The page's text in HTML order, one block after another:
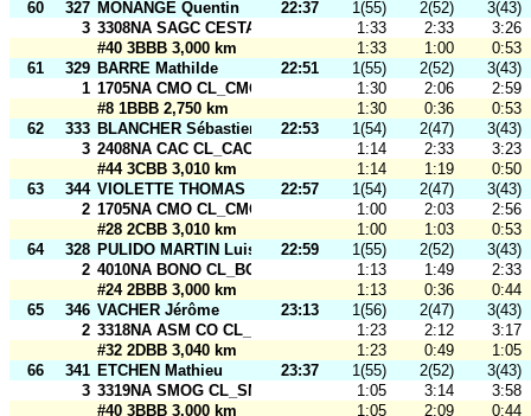
60
327 MONANGE Quentin 22:37 1(55) 2(52)
3(43)
3 3308NA SAGC CESTAS CL_SAGC 3 1:33 2:33
3:26
#40 3BBB 3,000 km
1:33 1:00
0:53
61
329 BARRE Mathilde 22:51 1(55) 2(52)
3(43)
1 1705NA CMO CL_CMO 2 1:30 2:06
2:59
#8 1BBB 2,750 km
1:30 0:36
0:53
62
333 BLANCHER Sébastien 22:53 1(54) 2(47)
3(43)
3 2408NA CAC CL_CAC 1:14 2:33
3:23
#44 3CBB 3,010 km
1:14 1:19
0:50
63
344 VIOLETTE THOMAS 22:57 1(54) 2(47)
3(43)
2 1705NA CMO CL_CMO 3 1:00 2:03
2:56
#28 2CBB 3,010 km
1:00 1:03
0:53
64
328 PULIDO MARTIN Luis 22:59 1(55) 2(52)
3(43)
2 4010NA BONO CL_BONO 4010 1:13 1:49
2:33
#24 2BBB 3,000 km
1:13 0:36
0:44
65
346 VACHER Jérôme 23:13 1(56) 2(47)
3(43)
2 3318NA ASM CO CL_ASM CO3 1:23 2:12
3:17
#32 2DBB 3,040 km
1:23 0:49
1:05
66
341 ETCHEN Mathieu 23:37 1(55) 2(52)
3(43)
3 3319NA SMOG CL_SMOG la famille 1:05 3:14
3:58
#40 3BBB 3,000 km
1:05 2:09 0:44